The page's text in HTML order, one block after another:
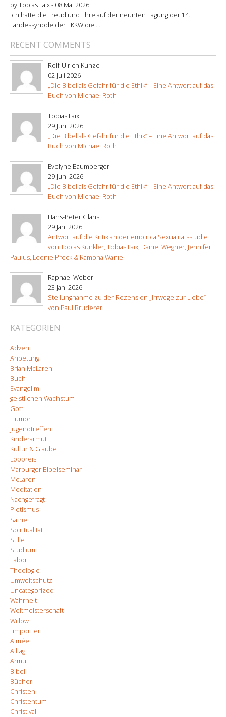
by Tobias Faix - 08 Mai 2026
Ich hatte die Freud und Ehre auf der neunten Tagung der 14.
Landessynode der EKKW die ...
RECENT COMMENTS
Rolf-Ulrich Kunze
02 Juli 2026
„Die Bibel als Gefahr für die Ethik“ – Eine Antwort auf das
Buch von Michael Roth
Tobias Faix
29 Juni 2026
„Die Bibel als Gefahr für die Ethik“ – Eine Antwort auf das
Buch von Michael Roth
Evelyne Baumberger
29 Juni 2026
„Die Bibel als Gefahr für die Ethik“ – Eine Antwort auf das
Buch von Michael Roth
Hans-Peter Glahs
29 Jan. 2026
Antwort auf die Kritik an der empirica Sexualitätsstudie
von Tobias Künkler, Tobias Faix, Daniel Wegner, Jennifer
Paulus, Leonie Preck & Ramona Wanie
Raphael Weber
23 Jan. 2026
Stellungnahme zu der Rezension „Irrwege zur Liebe“
von Paul Bruderer
KATEGORIEN
Advent
Anbetung
Brian McLaren
Buch
Evangelim
geistlichen Wachstum
Gott
Humor
Jugendtreffen
Kinderarmut
Kultur & Glaube
Lobpreis
Marburger Bibelseminar
McLaren
Meditation
Nachgefragt
Pietismus
Satrie
Spiritualität
Stille
Studium
Tabor
Theologie
Umweltschutz
Uncategorized
Wahrheit
Weltmeisterschaft
Willow
_importiert
Aimée
Alltag
Armut
Bibel
Bücher
Christen
Christentum
Christival